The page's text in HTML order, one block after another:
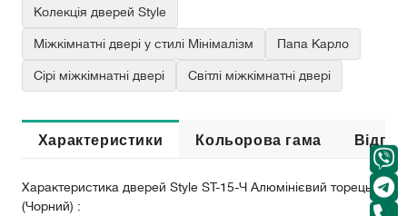
Колекція дверей Style
Міжкімнатні двері у стилі Мінімалізм Папа Карло
Сірі міжкімнатні двері Світлі міжкімнатні двері
Характеристики Кольорова гама
Характеристика дверей Style ST-15-Ч Алюмінієвий торець
(Чорний) :